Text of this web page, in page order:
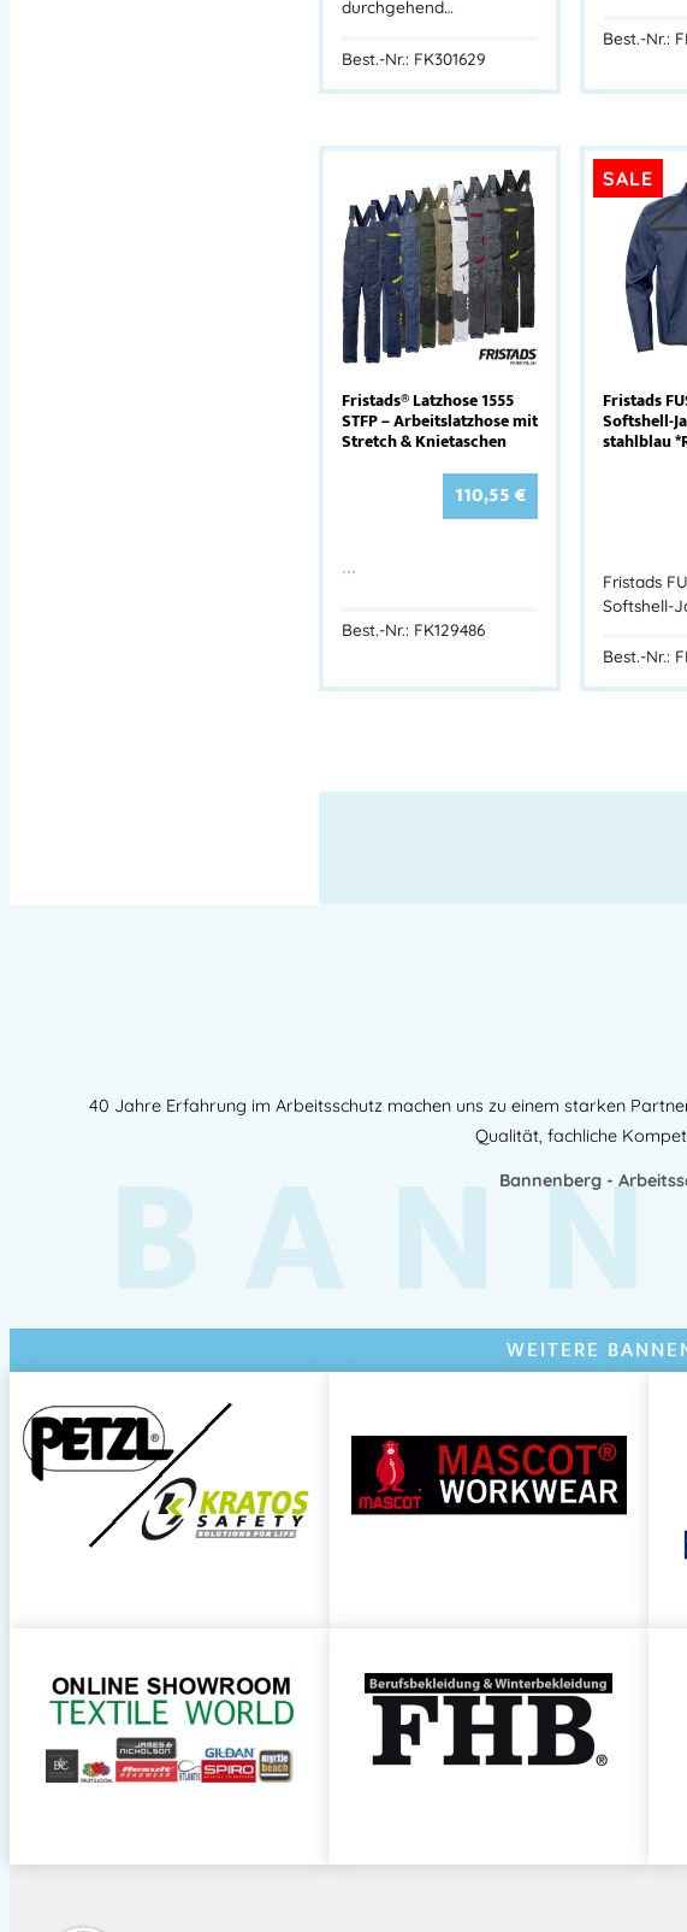
durchgehend…
Best.-Nr.: FK301629
Best.-Nr.:
Fristads® Latzhose 1555
STFP – Arbeitslatzhose mit
Stretch & Knietaschen
110,55€
…
Best.-Nr.: FK129486
SALE
Fristads
Softshell-
stahlblau
Fristads
Softshell-
Best.-Nr.:
40 Jahre Erfahrung im Arbeitsschutz machen uns zu einem starken
Qualität, fachliche
Bannenberg -
WEITERE